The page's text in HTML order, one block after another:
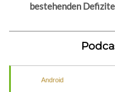
bestehenden
Android